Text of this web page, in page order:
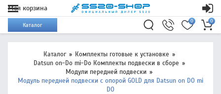
Моя корзина
Каталог
0
0
Каталог
Комплекты готовые к установке
Datsun on-Do mi-Do Комплекты подвески в сборе
Модули передней подвески
Модуль передней подвески с опорой GOLD для Datsun on DO mi
DO